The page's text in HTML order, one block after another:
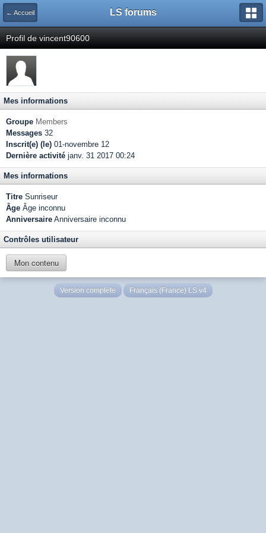
← Accueil LS forums
Profil de vincent90600
Mes informations
Groupe Members
Messages 32
Inscrit(e) (le) 01-novembre 12
Dernière activité janv. 31 2017 00:24
Mes informations
Titre Sunriseur
Âge Âge inconnu
Anniversaire Anniversaire inconnu
Contrôles utilisateur
Mon contenu
Version complète Français (France) LS v4